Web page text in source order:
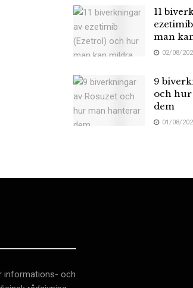
11
man
02/08/
9
och
dem
01/08/
informations- och